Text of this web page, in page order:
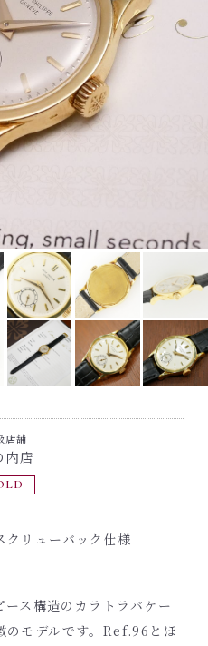
店舗
内店
クリューバック仕様
ス構造のカラトラバケー
のモデルです。Ref.96とほ